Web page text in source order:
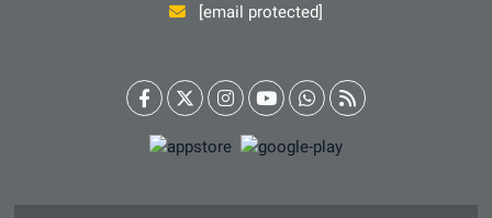
[email protected]